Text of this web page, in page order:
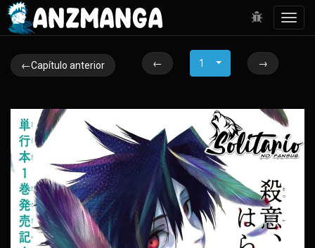
←Capítulo anterior ← 1 →